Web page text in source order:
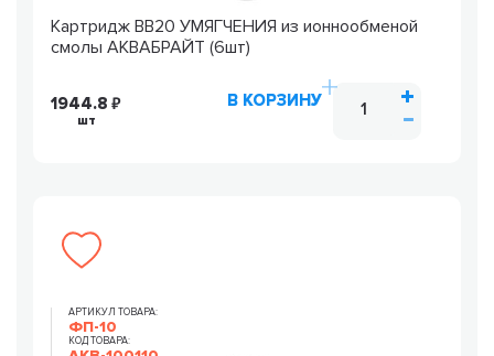
Картридж ВВ20 УМЯГЧЕНИЯ из ионнообменой
смолы АКВАБРАЙТ (6шт)
1944.8
шт
В КОРЗИНУ
АРТИКУЛ ТОВАРА:
ФП-10
КОД ТОВАРА: